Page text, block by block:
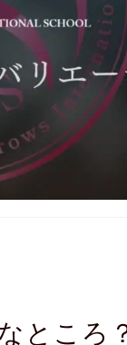
ところ